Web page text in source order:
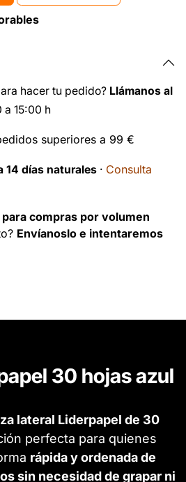
hacer tu pedido? Llámanos al
a 15:00 h
superiores a 99 €
14 días naturales · Consulta
compras por volumen
Envíanoslo e intentaremos
30 hojas azul
lateral Liderpapel de 30
perfecta para quienes
rápida y ordenada de
sin necesidad de grapar ni